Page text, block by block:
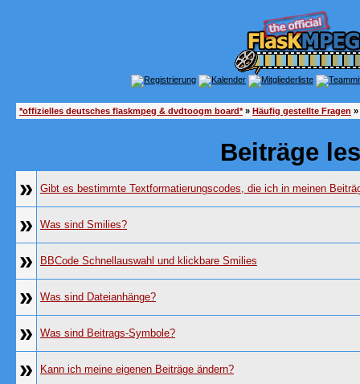
*offizielles deutsches flaskmpeg & dvdtoogm board*» Häufig gestellte Fragen
Beiträge
»
Gibt es bestimmte Textformatierungscodes, die ich in meinen
» Was sind Smilies?
» BBCode Schnellauswahl und klickbare Smilies
» Was sind Dateianhänge?
» Was sind Beitrags-Symbole?
» Kann ich meine eigenen Beiträge ändern?